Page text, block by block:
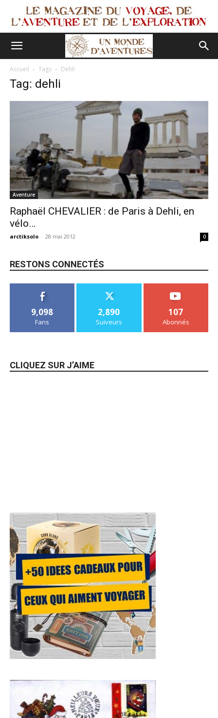
Accueil Tags Dehli
Tag: dehli
Aventure
Raphaël CHEVALIER : de Paris à Dehli, en
vélo…
arctiksolo - 28 mai 2012 0
RESTONS CONNECTÉS
9,098
Fans
2,890
Suiveurs
107
Abonnés
CLIQUEZ SUR J’AIME